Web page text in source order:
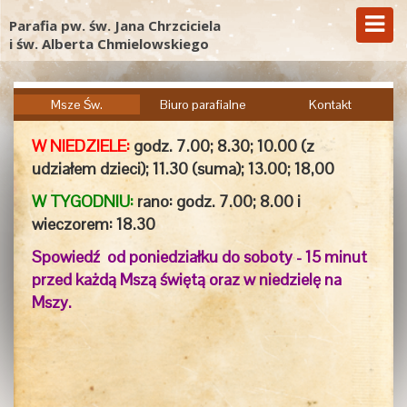
Parafia pw. św. Jana Chrzciciela
i św. Alberta Chmielowskiego
Msze Św. Biuro parafialne Kontakt
W NIEDZIELE: godz. 7.00; 8.30; 10.00 (z
udziałem dzieci); 11.30 (suma); 13.00; 18,00
W TYGODNIU: rano: godz. 7.00; 8.00 i
wieczorem:18.30
Spowiedź od poniedziałku do soboty - 15 minut
przed każdą Mszą świętą oraz w niedzielę na
Mszy.